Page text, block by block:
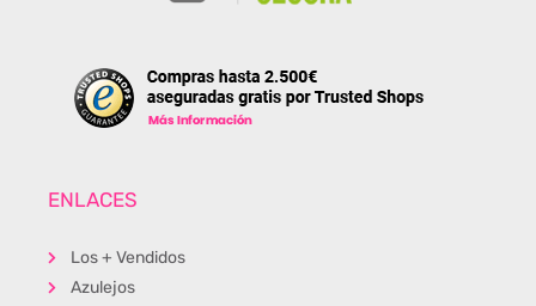
ENLACES
Los + Vendidos
Azulejos